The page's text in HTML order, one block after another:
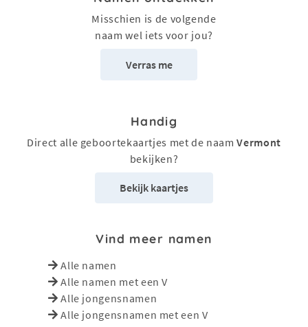
Misschien is de volgende
naam wel iets voor jou?
Verras me
Handig
Direct alle geboortekaartjes met de naamVermont
bekijken?
Bekijk kaartjes
Vind meer namen
Alle namen
Alle namen met een V
Alle jongensnamen
Alle jongensnamen met een V